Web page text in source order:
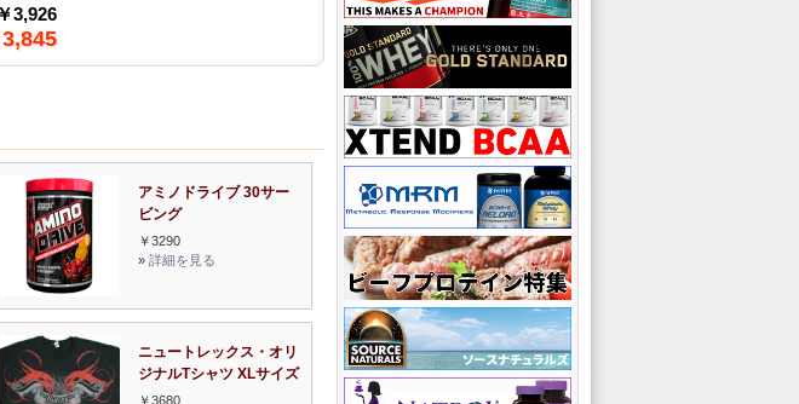
￥3,926
3,845
アミノドライブ 30サー
ビング
￥3290
» 詳細を見る
ニュートレックス・オリ
ジナルTシャツ XLサイズ
￥3680